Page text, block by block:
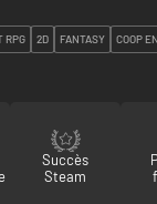
RPG 2D FANTASY COOP
Succès
Steam